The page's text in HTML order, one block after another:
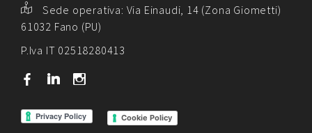
Sede operativa: Via Einaudi, 14 (Zona Giometti)
61032 Fano (PU)
P.Iva IT 02518280413
b j x
Cookie Policy